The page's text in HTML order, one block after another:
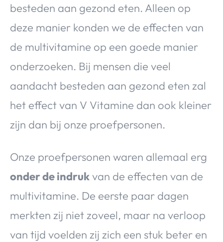
besteden aan gezond eten. Alleen op
deze manier konden we de effecten van
de multivitamine op een goede manier
onderzoeken. Bij mensen die veel
aandacht besteden aan gezond eten zal
het effect van V Vitamine dan ook kleiner
zijn dan bij onze proefpersonen.
Onze proefpersonen waren allemaal erg
onder de indrukvan de effecten van de
multivitamine. De eerste paar dagen
merkten zij niet zoveel, maar na verloop
van tijd voelden zij zich een stuk beter en